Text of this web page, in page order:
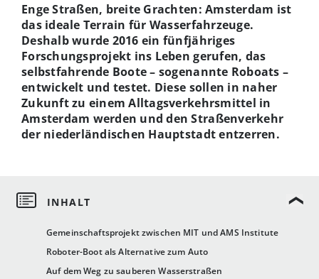
Gemeinschaftsprojekt zwischen MIT und AMS Institute
Roboter-Boot als Alternative zum Auto
Auf dem Weg zu sauberen Wasserstraßen
Enge Straßen, breite Grachten: Amsterdam ist
das ideale Terrain für Wasserfahrzeuge.
Deshalb wurde 2016 ein fünfjähriges
Forschungsprojekt ins Leben gerufen, das
selbstfahrende Boote – sogenannte Roboats –
entwickelt und testet. Diese sollen in naher
Zukunft zu einem Alltagsverkehrsmittel in
Amsterdam werden und den Straßenverkehr
der niederländischen Hauptstadt entzerren.